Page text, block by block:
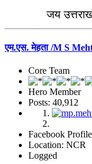
जय उत्तराखंड
एम.एस. मेहता /M S
Core Team
Hero Member
Posts: 40,912
Facebook
Location: NCR
Logged